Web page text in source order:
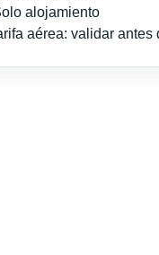
alojamiento
aérea: validar antes